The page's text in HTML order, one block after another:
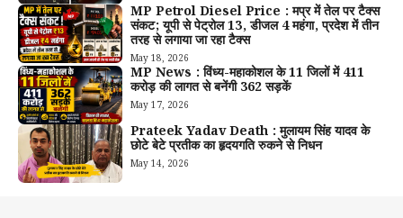
MP Petrol Diesel Price : मप्र में तेल पर टैक्स
संकट; यूपी से पेट्रोल ₹13, डीजल ₹4 महंगा, प्रदेश में तीन
तरह से लगाया जा रहा टैक्स
May 18, 2026
MP News : विंध्य-महाकोशल के 11 जिलों में 411
करोड़ की लागत से बनेंगी 362 सड़कें
May 17, 2026
Prateek Yadav Death : मुलायम सिंह यादव के
छोटे बेटे प्रतीक का हृदयगति रुकने से निधन
May 14, 2026